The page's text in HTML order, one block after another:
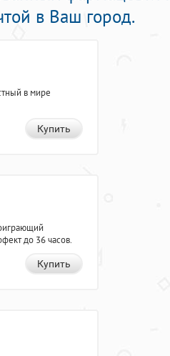
в Ваш город.
в мире
Купить
до 36 часов.
Купить